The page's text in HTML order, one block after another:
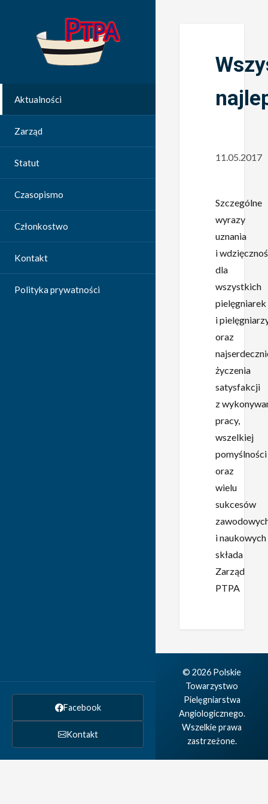
Aktualności
Zarząd
Statut
Czasopismo
Członkostwo
Kontakt
Polityka prywatności
Facebook
Kontakt
11.05.2017
Szczególne
wyrazy
uznania
i
dla
wszystkich
pielęgniarek
i
oraz
życzenia
satysfakcji
z
pracy,
wszelkiej
pomyślności
oraz
wielu
sukcesów
i naukowych
składa
Zarząd
PTPA
© 2026 Polskie
Towarzystwo
Pielęgniarstwa
Angiologicznego.
Wszelkie prawa
zastrzeżone.